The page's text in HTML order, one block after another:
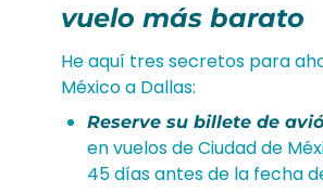
vuelo más barato
He aquí tres secretos para
México a Dallas:
Reserve su billete de
en vuelos de Ciudad de
45 días antes de la fecha